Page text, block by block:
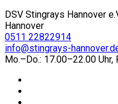
DSV Stingrays Hannover
Hannover
0511 22822914
info@stingrays-
Mo.–Do.: 17.00–22.00 Uhr,